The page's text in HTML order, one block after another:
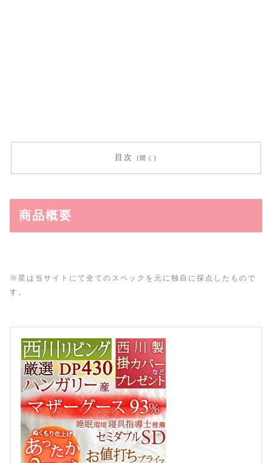
目次
商品概要
※星は当サイトにて全てのスペックを元に独自に採点したもので
す。